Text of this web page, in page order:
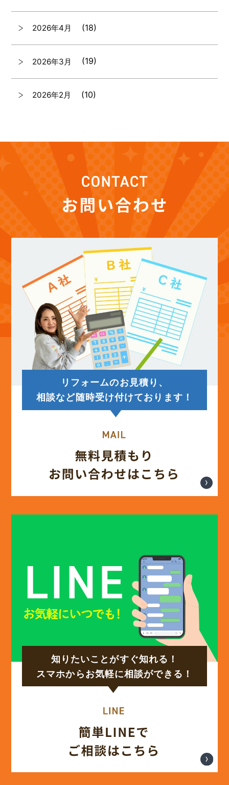
2026年4月 (18)
2026年3月 (19)
2026年2月 (10)
2025年9月 (12)
2025年8月 (13)
2025年7月 (14)
2025年6月 (12)
2025年5月 (12)
(12)
2025年2月 (13)
2024年11月 (14)
2024年9月 (17)
(17)
リフォームのお見積り、
相談など随時受け付けております！
知りたいことがすぐ知れる！
スマホからお気軽に相談ができる！